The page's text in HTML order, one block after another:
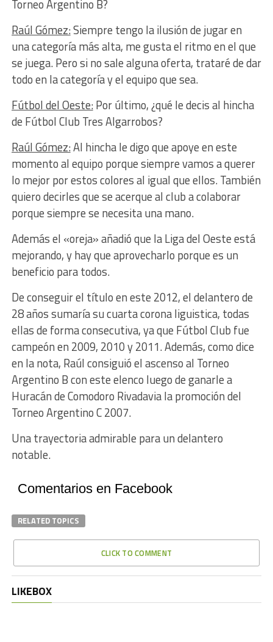
Torneo Argentino B?
Raúl Gómez:Siempre tengo la ilusión de jugar en
una categoría más alta, me gusta el ritmo en el que
se juega. Pero si no sale alguna oferta, trataré de dar
todo en la categoría y el equipo que sea.
Fútbol del Oeste:Por último, ¿qué le decis al hincha
de Fútbol Club Tres Algarrobos?
Raúl Gómez:Al hincha le digo que apoye en este
momento al equipo porque siempre vamos a querer
lo mejor por estos colores al igual que ellos. También
quiero decirles que se acerque al club a colaborar
porque siempre se necesita una mano.
Además el «oreja» añadió que la Liga del Oeste está
mejorando, y hay que aprovecharlo porque es un
beneficio para todos.
De conseguir el título en este 2012, el delantero de
28 años sumaría su cuarta corona liguistica, todas
ellas de forma consecutiva, ya que Fútbol Club fue
campeón en 2009, 2010 y 2011. Además, como dice
en la nota, Raúl consiguió el ascenso al Torneo
Argentino B con este elenco luego de ganarle a
Huracán de Comodoro Rivadavia la promoción del
Torneo Argentino C 2007.
Una trayectoria admirable para un delantero
notable.
Comentarios en Facebook
RELATED TOPICS
CLICK TO COMMENT
LIKEBOX